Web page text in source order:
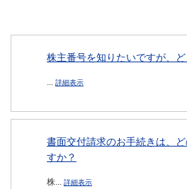
株主番号を知りたいですが、
... 詳細表示
書面交付請求のお手続きは、
すか？
株... 詳細表示